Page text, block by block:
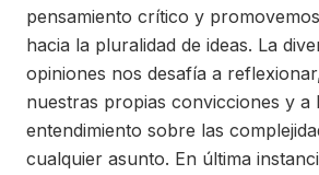
pensamiento crítico y
hacia la pluralidad de ideas. La
opiniones nos desafía a
nuestras propias convicciones y
entendimiento sobre las
cualquier asunto. En última